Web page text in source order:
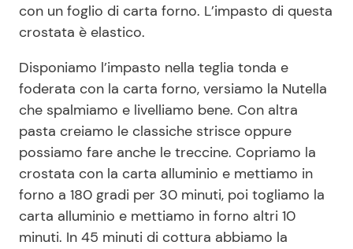
con un foglio di carta forno. L’impasto di questa
crostata è elastico.
Disponiamo l’impasto nella teglia tonda e
foderata con la carta forno, versiamo la Nutella
che spalmiamo e livelliamo bene. Con altra
pasta creiamo le classiche strisce oppure
possiamo fare anche le treccine. Copriamo la
crostata con la carta alluminio e mettiamo in
forno a 180 gradi per 30 minuti, poi togliamo la
carta alluminio e mettiamo in forno altri 10
minuti. In 45 minuti di cottura abbiamo la